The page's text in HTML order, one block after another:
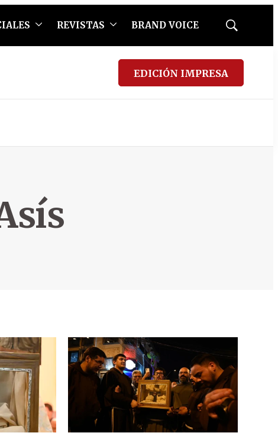
REVISTAS BRAND VOICE
Mostrar
EDICIÓN IMPRESA